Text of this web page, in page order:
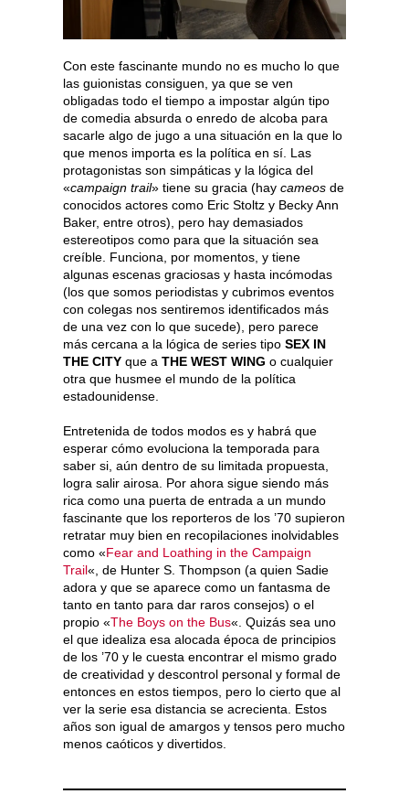
Con este fascinante mundo no es mucho lo que
las guionistas consiguen, ya que se ven
obligadas todo el tiempo a impostar algún tipo
de comedia absurda o enredo de alcoba para
sacarle algo de jugo a una situación en la que lo
que menos importa es la política en sí. Las
protagonistas son simpáticas y la lógica del
«campaign trail» tiene su gracia (hay cameos de
conocidos actores como Eric Stoltz y Becky Ann
Baker, entre otros), pero hay demasiados
estereotipos como para que la situación sea
creíble. Funciona, por momentos, y tiene
algunas escenas graciosas y hasta incómodas
(los que somos periodistas y cubrimos eventos
con colegas nos sentiremos identificados más
de una vez con lo que sucede), pero parece
más cercana a la lógica de series tipo SEX IN
THE CITY que a THE WEST WING o cualquier
otra que husmee el mundo de la política
estadounidense.
Entretenida de todos modos es y habrá que
esperar cómo evoluciona la temporada para
saber si, aún dentro de su limitada propuesta,
logra salir airosa. Por ahora sigue siendo más
rica como una puerta de entrada a un mundo
fascinante que los reporteros de los ’70 supieron
retratar muy bien en recopilaciones inolvidables
como «Fear and Loathing in the Campaign
Trail«, de Hunter S. Thompson (a quien Sadie
adora y que se aparece como un fantasma de
tanto en tanto para dar raros consejos) o el
propio «The Boys on the Bus«. Quizás sea uno
el que idealiza esa alocada época de principios
de los ’70 y le cuesta encontrar el mismo grado
de creatividad y descontrol personal y formal de
entonces en estos tiempos, pero lo cierto que al
ver la serie esa distancia se acrecienta. Estos
años son igual de amargos y tensos pero mucho
menos caóticos y divertidos.